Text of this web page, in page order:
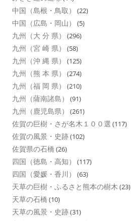
中国（島根・鳥取） (22)
中国（広島・岡山） (5)
九州（大 分 県） (296)
九州（宮 崎 県） (58)
九州（沖 縄 県） (125)
九州（熊 本 県） (274)
九州（福 岡 県） (210)
九州（薩南諸島） (91)
九州（鹿児島県） (261)
佐賀の巨樹・さが名木１００選 (117)
佐賀の風景・史跡(102)
佐賀県の石橋 (26)
四国（徳島・高知） (117)
四国（愛媛・香川） (63)
天草の巨樹・ふるさと熊本の樹木 (23)
天草の石橋 (10)
天草の風景・史跡(31)